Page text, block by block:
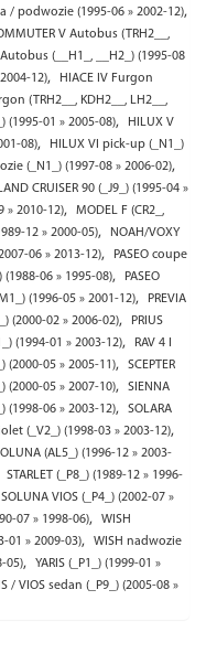
/ podwozie (1995-06 » 2002-12),
V Autobus (TRH2__,
Autobus (__H1_, __H2_) (1995-08
12),
HIACE IV Furgon
(TRH2__, KDH2__, LH2__,
(1995-01 » 2005-08),
HILUX V
08),
HILUX VI pick-up (_N1_)
(_N1_) (1997-08 » 2006-02),
LAND CRUISER 90 (_J9_) (1995-04 »
» 2010-12),
MODEL F (CR2_,
12 » 2000-05),
NOAH/VOXY
06 » 2013-12),
PASEO coupe
(1988-06 » 1995-08),
PASEO
(1996-05 » 2001-12),
PREVIA
(2000-02 » 2006-02),
PRIUS
(1994-01 » 2003-12),
RAV 4 I
(2000-05 » 2005-11),
SCEPTER
(2000-05 » 2007-10),
SIENNA
(1998-06 » 2003-12),
SOLARA
(_V2_) (1998-03 » 2003-12),
(AL5_) (1996-12 » 2003-
STARLET (_P8_) (1989-12 » 1996-
VIOS (_P4_) (2002-07 »
07 » 1998-06),
WISH
01 » 2009-03),
WISH nadwozie
05),
YARIS (_P1_) (1999-01 »
/ VIOS sedan (_P9_) (2005-08 »